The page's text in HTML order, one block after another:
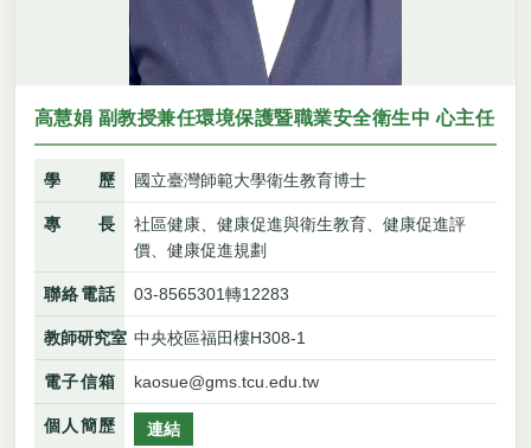
高慧娟 副教授兼任環境保護暨職業安全衛生中 心主任
學歷 國立臺灣師範大學衛生教育博士
專長
社區健康、健康促進與衛生教育、健康促進評
價、健康促進規劃
聯絡電話 03-8565301轉12283
教師研究室 中央校區福田樓H308-1
電子信箱 kaosue@gms.tcu.edu.tw
個人簡歷 連結